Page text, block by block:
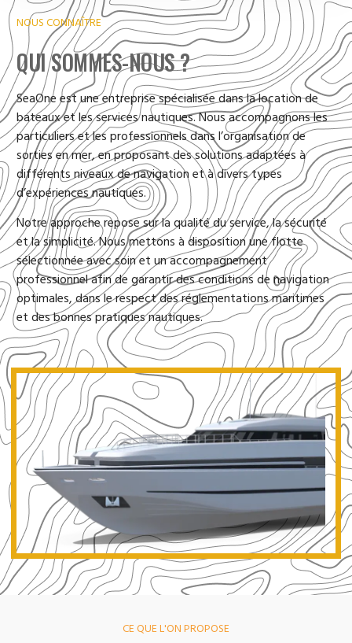
NOUS CONNAÎTRE
QUI SOMMES-NOUS ?
SeaOne est une entreprise spécialisée dans la location de
bateaux et les services nautiques. Nous accompagnons les
particuliers et les professionnels dans l’organisation de
sorties en mer, en proposant des solutions adaptées à
différents niveaux de navigation et à divers types
d’expériences nautiques.
Notre approche repose sur la qualité du service, la sécurité
et la simplicité. Nous mettons à disposition une flotte
sélectionnée avec soin et un accompagnement
professionnel afin de garantir des conditions de navigation
optimales, dans le respect des réglementations maritimes
et des bonnes pratiques nautiques.
CE QUE L'ON PROPOSE